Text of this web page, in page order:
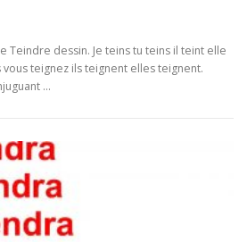
Teindre dessin. Je teins tu teins il teint elle
teignez ils teignent elles teignent.
…